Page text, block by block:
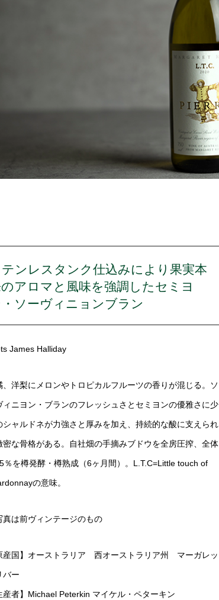
ンレスタンク仕込みにより果実本
アロマと風味を強調したセミヨ
ソーヴィニョンブラン
James Halliday
、洋梨にメロンやトロピカルフルーツの香りが混じる。ソ
ィニヨン・ブランのフレッシュさとセミヨンの優雅さに少
シャルドネが力強さと厚みを加え、持続的な酸に支えられ
密な骨格がある。自社畑の手摘みブドウを全房圧搾、全体
％を樽発酵・樽熟成（6ヶ月間）。L.T.C=Little touch of
の意味。
は前ヴィンテージのもの
産国】オーストラリア 西オーストラリア州 マーガレッ
バー
産者】Michael Peterkin マイケル・ペターキン